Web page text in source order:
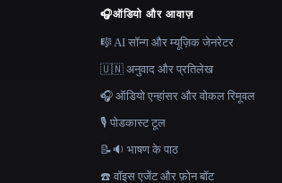
🎧ऑडियो और आवाज़
🎼 AI सॉन्ग और म्यूज़िक जेनरेटर
🇺🇳 अनुवाद और प्रतिलेख
🎧 ऑडियो एन्हांसर और वोकल रिमूवल
🎙️ पोडकास्ट टूल
📝🔉 भाषण के पाठ
☎️ वॉइस एजेंट और फ़ोन बॉट